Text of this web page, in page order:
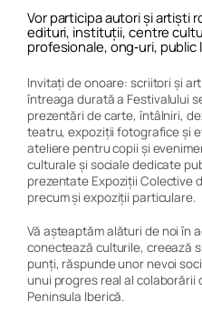
Vor participa autori și artiști
edituri, instituții, centre
profesionale, ong‐uri, public
Invitați de onoare: scriitori și
întreaga durată a Festivalului
prezentări de carte, întâlniri,
teatru, expoziții fotografice și
ateliere pentru copii și
culturale și sociale dedicate
prezentate Expoziții Colective
precum și expoziții particulare.
Vă așteaptăm alături de noi în
conectează culturile, creează
punți, răspunde unor nevoi
unui progres real al colaborării
Peninsula Iberică.